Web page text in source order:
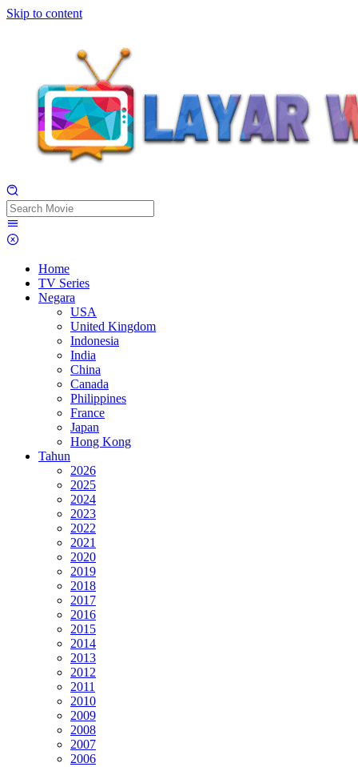
Skip to content
Home
TV Series
Negara
USA
United Kingdom
Indonesia
India
China
Canada
Philippines
France
Japan
Hong Kong
Tahun
2026
2025
2024
2023
2022
2021
2020
2019
2018
2017
2016
2015
2014
2013
2012
2011
2010
2009
2008
2007
2006